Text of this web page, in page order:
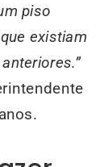
piso
existiam